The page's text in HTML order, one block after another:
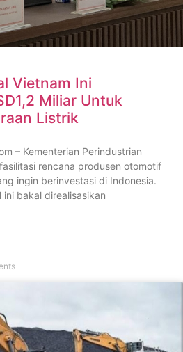
Vietnam Ini
Miliar Untuk
Listrik
– Kementerian Perindustrian
rencana produsen otomotif
ingin berinvestasi di Indonesia.
bakal direalisasikan